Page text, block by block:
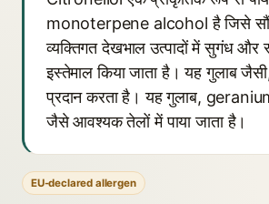
monoterpene alcohol है जिसे
व्यक्तिगत देखभाल उत्पादों में सुगंध और
इस्तेमाल किया जाता है। यह गुलाब
प्रदान करता है। यह गुलाब,
जैसे आवश्यक तेलों में पाया जाता है।
EU-declared allergen